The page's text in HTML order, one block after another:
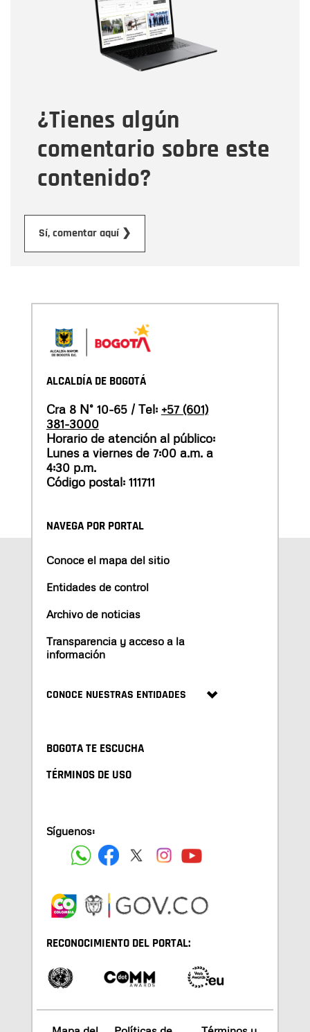
¿Tienes algún
comentario sobre este
contenido?
Sí, comentar aquí ❯
Correo electrónico
Tipo de comentario
Mensaje
ALCALDÍA DE BOGOTÁ
Cra 8 N° 10-65 / Tel: +57 (601)
381-3000
Horario de atención al público:
Lunes a viernes de 7:00 a.m. a
4:30 p.m.
Código postal: 111711
NAVEGA POR PORTAL
Conoce el mapa del sitio
Entidades de control
Archivo de noticias
Transparencia y acceso a la
información
CONOCE NUESTRAS ENTIDADES
BOGOTA TE ESCUCHA
TÉRMINOS DE USO
Síguenos:
RECONOCIMIENTO DEL PORTAL: